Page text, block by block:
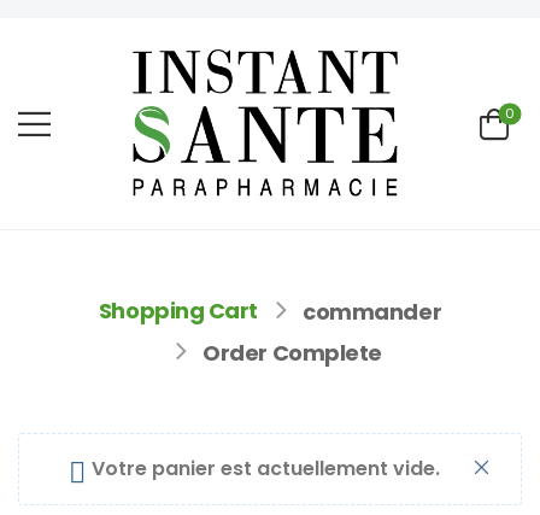
0
Shopping Cart
commander
Order Complete
Votre panier est actuellement vide.